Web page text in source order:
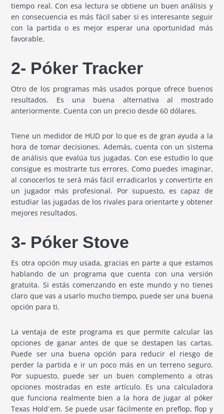
tiempo real. Con esa lectura se obtiene un buen análisis y
en consecuencia es más fácil saber si es interesante seguir
con la partida o es mejor esperar una oportunidad más
favorable.
2- Póker Tracker
Otro de los programas más usados porque ofrece buenos
resultados. Es una buena alternativa al mostrado
anteriormente. Cuenta con un precio desde 60 dólares.
Tiene un medidor de HUD por lo que es de gran ayuda a la
hora de tomar decisiones. Además, cuenta con un sistema
de análisis que evalúa tus jugadas. Con ese estudio lo que
consigue es mostrarte tus errores. Como puedes imaginar,
al conocerlos te será más fácil erradicarlos y convertirte en
un jugador más profesional. Por supuesto, es capaz de
estudiar las jugadas de los rivales para orientarte y obtener
mejores resultados.
3- Póker Stove
Es otra opción muy usada, gracias en parte a que estamos
hablando de un programa que cuenta con una versión
gratuita. Si estás comenzando en este mundo y no tienes
claro que vas a usarlo mucho tiempo, puede ser una buena
opción para ti.
La ventaja de este programa es que permite calcular las
opciones de ganar antes de que se destapen las cartas.
Puede ser una buena opción para reducir el riesgo de
perder la partida e ir un poco más en un terreno seguro.
Por supuesto, puede ser un buen complemento a otras
opciones mostradas en este artículo. Es una calculadora
que funciona realmente bien a la hora de jugar al póker
Texas Hold´em. Se puede usar fácilmente en preflop, flop y